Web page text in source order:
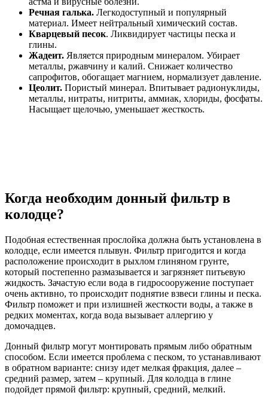
Речная галька. Легкодоступный и популярный
материал. Имеет нейтральный химический состав.
Кварцевый песок. Ликвидирует частицы песка и
глины.
Жадеит. Является природным минералом. Убирает
металлы, ржавчину и калий. Снижает количество
сапрофитов, обогащает магнием, нормализует давление.
Цеолит. Пористый минерал. Впитывает радионуклиды,
металлы, нитраты, нитриты, аммиак, хлориды, фосфаты.
Насыщает щелочью, уменьшает жесткость.
Когда необходим донный фильтр в
колодце?
Подобная естественная прослойка должна быть установлена в
колодце, если имеется плывун. Фильтр пригодится и когда
расположение происходит в рыхлом глиняном грунте,
который постепенно размазывается и загрязняет питьевую
жидкость. Зачастую если вода в гидросооружение поступает
очень активно, то происходит поднятие взвеси глины и песка.
Фильтр поможет и при излишней жесткости воды, а также в
редких моментах, когда вода вызывает аллергию у
домочадцев.
Донный фильтр могут монтировать прямым либо обратным
способом. Если имеется проблема с песком, то устанавливают
в обратном варианте: снизу идет мелкая фракция, далее –
средний размер, затем – крупный. Для колодца в глине
подойдет прямой фильтр: крупный, средний, мелкий.